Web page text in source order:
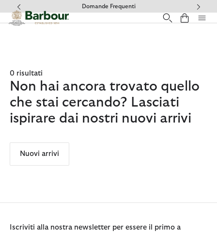
Clicca per visualizzare la nostra Dichiarazione di Accessibilità
Domande Frequenti
0 risultati
Non hai ancora trovato quello
che stai cercando? Lasciati
ispirare dai nostri nuovi arrivi
Nuovi arrivi
Iscriviti alla nostra newsletter per essere il primo a